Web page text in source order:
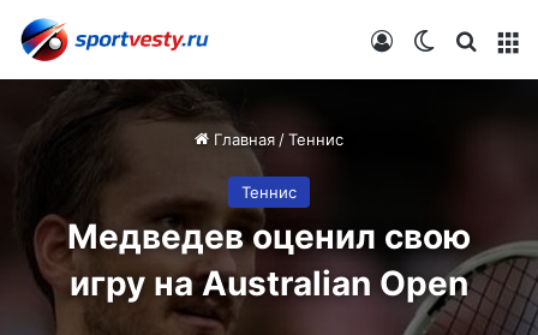
Switch skin
Войти
Главная /Теннис
Теннис
Медведев оценил свою
игру на Australian Open